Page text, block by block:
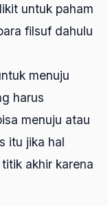
untuk paham
filsuf dahulu
menuju
harus
menuju atau
itu jika hal
akhir karena